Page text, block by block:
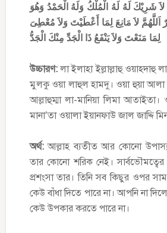
لاَ شَرِيْكَ لَهُ لَهُ الْمُلْكُ وَلَهُ الْحَمْدُ وَهُوَ
لاَ مَانِعَ لِمَا أَعْطَيْتَ وَلاَ مُعْطِىَ
لِمَا مَنَعْتَ وَلاَ يَنْفَعُ ذَا الْجَدِّ مِنْكَ الْجَدُّ
উচ্চারণ:লা ইলাহা ইল্লাল্লাহু ওয়াহদাহু
মুলকু ওয়া লাহুল হামদু। ওয়া হুয়া আলা
আল্লাহুম্মা লা-মানিয়া লিমা আতাইতা।
মানা’তা ওয়ালা ইয়ানফাউ জাল জাদ্দি
অর্থ:আল্লাহ ব্যতীত আর কোনো
তার কোনো শরিক নেই।
প্রশংসা তার। তিনি সব কিছুর ওপর
কেউ বাঁধা দিতে পারে না। আপনি না
কেউ উপকার করতে পারে না।